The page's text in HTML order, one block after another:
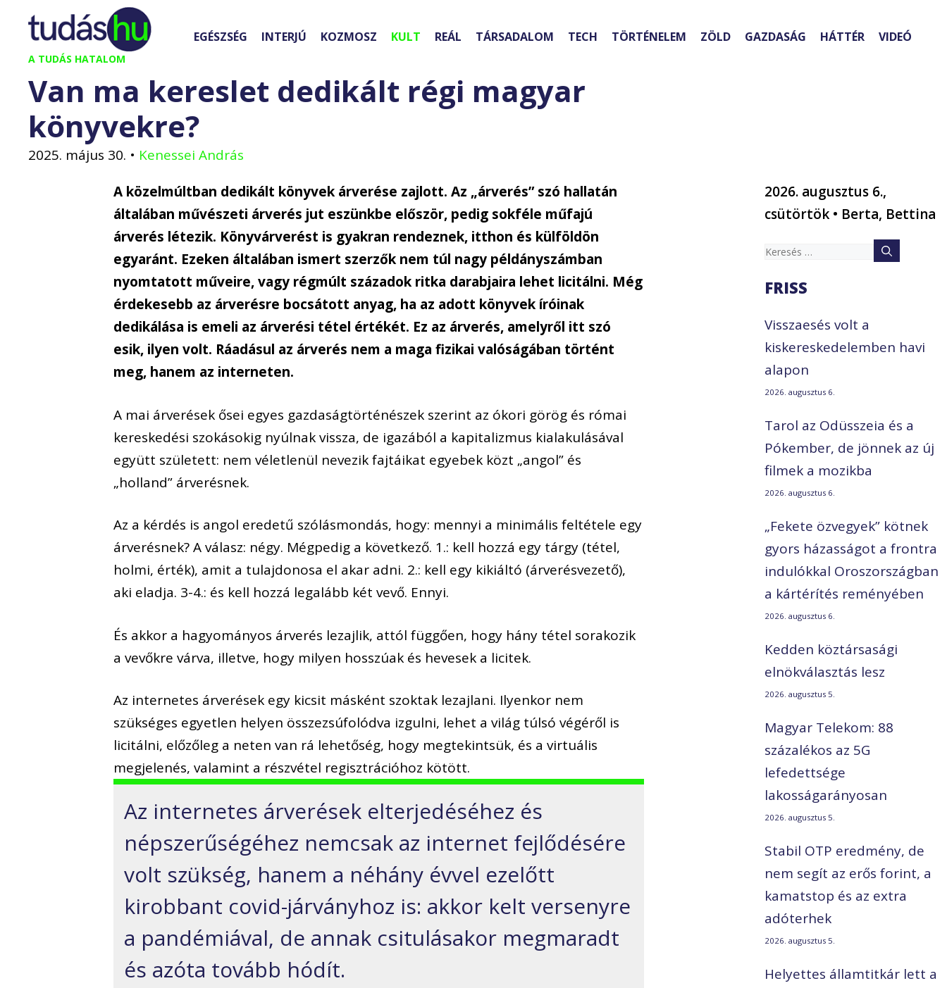
Kilépés
tartalomba
A TUDÁS HATALOM
EGÉSZSÉG INTERJÚ KOZMOSZ KULT REÁL TÁRSADALOM TECH TÖRTÉNELEM ZÖLD GAZDASÁG HÁTTÉR VIDEÓ
Van ma kereslet dedikált régi magyar
könyvekre?
2025. május 30. • Kenessei András
A közelmúltban dedikált könyvek árverése zajlott. Az „árverés” szó hallatán
általában művészeti árverés jut eszünkbe először, pedig sokféle műfajú
árverés létezik. Könyvárverést is gyakran rendeznek, itthon és külföldön
egyaránt. Ezeken általában ismert szerzők nem túl nagy példányszámban
nyomtatott műveire, vagy régmúlt századok ritka darabjaira lehet licitálni. Még
érdekesebb az árverésre bocsátott anyag, ha az adott könyvek íróinak
dedikálása is emeli az árverési tétel értékét. Ez az árverés, amelyről itt szó
esik, ilyen volt. Ráadásul az árverés nem a maga fizikai valóságában történt
meg, hanem az interneten.
A mai árverések ősei egyes gazdaságtörténészek szerint az ókori görög és római
kereskedési szokásokig nyúlnak vissza, de igazából a kapitalizmus kialakulásával
együtt született: nem véletlenül nevezik fajtáikat egyebek közt „angol” és
„holland” árverésnek.
Az a kérdés is angol eredetű szólásmondás, hogy: mennyi a minimális feltétele egy
árverésnek? A válasz: négy. Mégpedig a következő. 1.: kell hozzá egy tárgy (tétel,
holmi, érték), amit a tulajdonosa el akar adni. 2.: kell egy kikiáltó (árverésvezető),
aki eladja. 3-4.: és kell hozzá legalább két vevő. Ennyi.
És akkor a hagyományos árverés lezajlik, attól függően, hogy hány tétel sorakozik
a vevőkre várva, illetve, hogy milyen hosszúak és hevesek a licitek.
Az internetes árverések egy kicsit másként szoktak lezajlani. Ilyenkor nem
szükséges egyetlen helyen összezsúfolódva izgulni, lehet a világ túlsó végéről is
licitálni, előzőleg a neten van rá lehetőség, hogy megtekintsük, és a virtuális
megjelenés, valamint a részvétel regisztrációhoz kötött.
Az internetes árverések elterjedéséhez és
népszerűségéhez nemcsak az internet fejlődésére
volt szükség, hanem a néhány évvel ezelőtt
kirobbant covid-járványhoz is: akkor kelt versenyre
a pandémiával, de annak csitulásakor megmaradt
és azóta tovább hódít.
2026. augusztus 6.,
csütörtök • Berta, Bettina
Keresés:
FRISS
Visszaesés volt a
kiskereskedelemben havi
alapon
2026. augusztus 6.
Tarol az Odüsszeia és a
Pókember, de jönnek az új
filmek a mozikba
2026. augusztus 6.
„Fekete özvegyek” kötnek
gyors házasságot a frontra
indulókkal Oroszországban
a kártérítés reményében
2026. augusztus 6.
Kedden köztársasági
elnökválasztás lesz
2026. augusztus 5.
Magyar Telekom: 88
százalékos az 5G
lefedettsége
lakosságarányosan
2026. augusztus 5.
Stabil OTP eredmény, de
nem segít az erős forint, a
kamatstop és az extra
adóterhek
2026. augusztus 5.
Helyettes államtitkár lett a